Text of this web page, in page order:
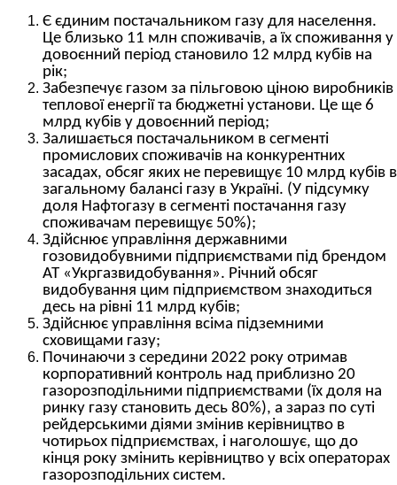
Є єдиним постачальником газу для населення.
Це близько 11 млн споживачів, а їх споживання у
довоєнний період становило 12 млрд кубів на
рік;
Забезпечує газом за пільговою ціною виробників
теплової енергії та бюджетні установи. Це ще 6
млрд кубів у довоєнний період;
Залишається постачальником в сегменті
промислових споживачів на конкурентних
засадах, обсяг яких не перевищує 10 млрд кубів в
загальному балансі газу в Україні. (У підсумку
доля Нафтогазу в сегменті постачання газу
споживачам перевищує 50%);
Здійснює управління державними
гозовидобувними підприємствами під брендом
АТ «Укргазвидобування». Річний обсяг
видобування цим підприємством знаходиться
десь на рівні 11 млрд кубів;
Здійснює управління всіма підземними
сховищами газу;
Починаючи з середини 2022 року отримав
корпоративний контроль над приблизно 20
газорозподільними підприємствами (їх доля на
ринку газу становить десь 80%), а зараз по суті
рейдерськими діями змінив керівництво в
чотирьох підприємствах, і наголошує, що до
кінця року змінить керівництво у всіх операторах
газорозподільних систем.